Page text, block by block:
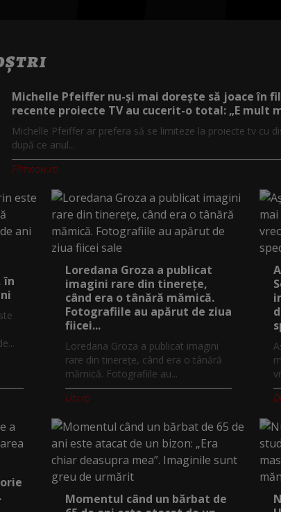
Michelle Pfeiffer nu-și mai dorește să joace în
recente proiecte TV au cucerit-o total: „E mult
Michelle Pfeiffer ar prefera să se limiteze la proiecte tv cu
după ce anul...
Filmnow.ro
în
Loredana Groza a publicat
imagini rare din tinerețe,
când era o tânără mămică.
Fotografiile au apărut de ziua
fiicei...
Loredana Groza a publicat imagini
rare din tinerețe, când era o tânără
mămică. Fotografiile au...
Utv.ro
Momentul când un bărbat de